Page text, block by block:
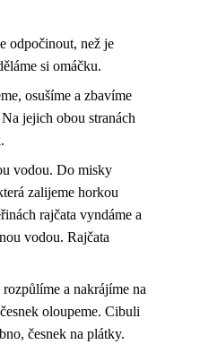
odpočinout, než je
si omáčku.
osušíme a zbavíme
jejich obou stranách
vodou. Do misky
zalijeme horkou
rajčata vyndáme a
vodou. Rajčata
a nakrájíme na
oloupeme. Cibuli
česnek na plátky.